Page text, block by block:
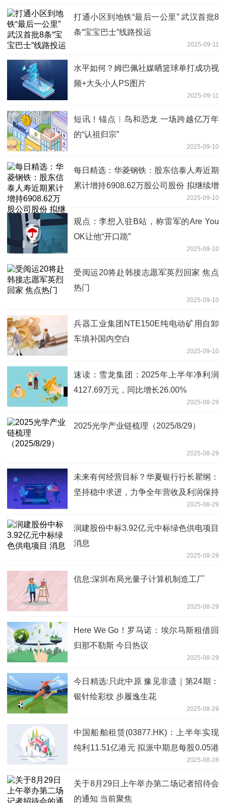
打通小区到地铁“最后一公里” 武汉首批8
条“宝宝巴士”线路投运
2025-09-11
水平如何？姆巴佩社媒晒篮球单打成功视
频+大头小人PS图片
2025-09-11
短讯！锚点︱鸟和恐龙 一场跨越亿万年
的“认祖归宗”
2025-09-10
每日精选：华菱钢铁：股东信泰人寿近期
累计增持6908.62万股公司股份 拟继续增
2025-09-10
观点：李想入驻B站，称雷军的Are You
OK让他“开口跪”
2025-09-10
受阅运20将赴韩接志愿军英烈回家 焦点
热门
2025-09-10
兵器工业集团NTE150E纯电动矿用自卸
车填补国内空白
2025-09-10
速读：雪龙集团：2025年上半年净利润
4127.69万元，同比增长26.00%
2025-08-29
2025光学产业链梳理（2025/8/29）
2025-08-29
未来有何经营目标？华夏银行行长瞿纲：
坚持稳中求进，力争全年营收及利润保持
2025-08-29
润建股份中标3.92亿元中标绿色供电项目
消息
2025-08-29
信息:深圳布局光量子计算机制造工厂
2025-08-29
Here We Go！罗马诺：埃尔马斯租借回
归那不勒斯 今日热议
2025-08-29
今日精选:只此中原 豫见非遗｜第24期：
银针绘彩纹 步履逸生花
2025-08-29
中国船舶租赁(03877.HK)：上半年实现
纯利11.51亿港元 拟派中期息每股0.05港
2025-08-28
关于8月29日上午举办第二场记者招待会
的通知 当前聚焦